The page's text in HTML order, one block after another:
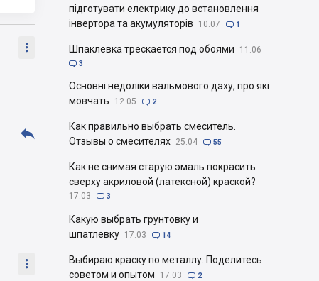



підготувати електрику до встановлення
інвертора та акумуляторів
10.07  1
Шпаклевка трескается под обоями 11.06
 3
Основні недоліки вальмового даху, про які
мовчать
12.05  2
Как правильно выбрать смеситель.
Отзывы о смесителях 25.04  55
Как не снимая старую эмаль покрасить
сверху акриловой (латексной) краской?
17.03  3
Какую выбрать грунтовку и
шпатлевку 17.03  14
Выбираю краску по металлу. Поделитесь
советом и опытом
17.03  2